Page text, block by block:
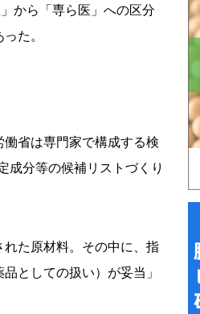
から「専ら医」への区分
た。
省は専門家で構成する検
成分等の候補リストづくり
た原材料。その中に、指
としての扱い）が妥当」